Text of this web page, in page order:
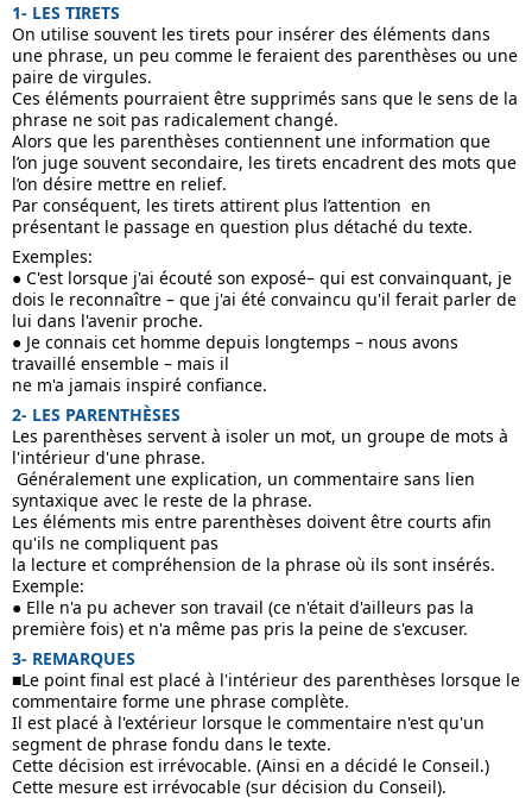
1- LES TIRETS
On utilise souvent les tirets pour insérer des éléments dans
une phrase, un peu comme le feraient des parenthèses ou une
paire de virgules.
Ces éléments pourraient être supprimés sans que le sens de la
phrase ne soit pas radicalement changé.
Alors que les parenthèses contiennent une information que
l’on juge souvent secondaire, les tirets encadrent des mots que
l’on désire mettre en relief.
Par conséquent, les tirets attirent plus l’attention  en
présentant le passage en question plus détaché du texte.
Exemples:
● C'est lorsque j'ai écouté son exposé– qui est convainquant, je
dois le reconnaître – que j'ai été convaincu qu'il ferait parler de
lui dans l'avenir proche.
● Je connais cet homme depuis longtemps – nous avons
travaillé ensemble – mais il
ne m'a jamais inspiré confiance.
2- LES PARENTHÈSES
Les parenthèses servent à isoler un mot, un groupe de mots à
l'intérieur d'une phrase.
syntaxique avec le reste de la phrase.
Les éléments mis entre parenthèses doivent être courts afin
qu'ils ne compliquent pas
la lecture et compréhension de la phrase où ils sont insérés.
Exemple:
● Elle n'a pu achever son travail (ce n'était d'ailleurs pas la
première fois) et n'a même pas pris la peine de s'excuser.
3- REMARQUES
■Le point final est placé à l'intérieur des parenthèses lorsque le
commentaire forme une phrase complète.
Il est placé à l'extérieur lorsque le commentaire n'est qu'un
segment de phrase fondu dans le texte.
Cette décision est irrévocable. (Ainsi en a décidé le Conseil.)
Cette mesure est irrévocable (sur décision du Conseil).